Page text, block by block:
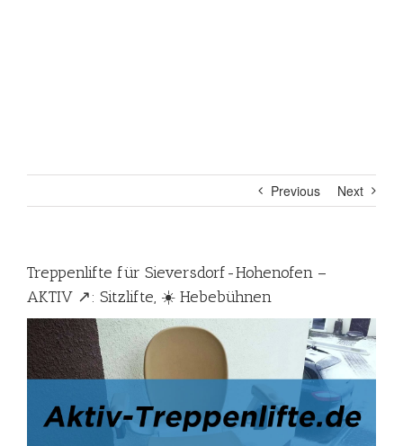
Previous Next
Treppenlifte für Sieversdorf-Hohenofen –
AKTIV ↗️: Sitzlifte, ☀️ Hebebühnen